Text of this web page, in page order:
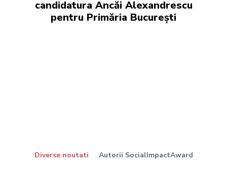
candidatura Ancăi Alexandrescu
pentru Primăria București
Diverse noutati Autorii SocialImpactAward